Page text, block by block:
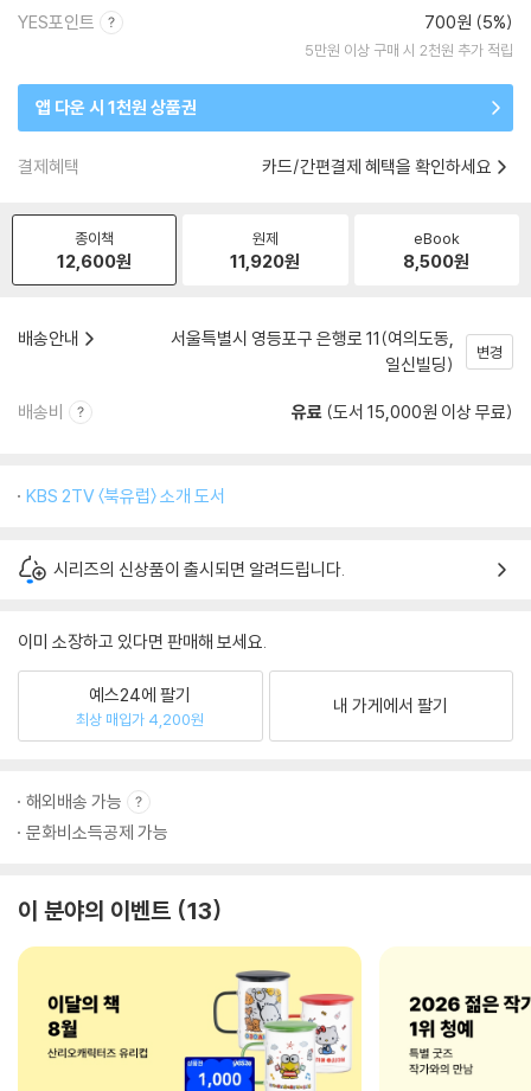
YES포인트 700원 (5%)
5만원 이상 구매 시 2천원 추가 적립
앱 다운 시 1천원 상품권
결제혜택 카드/간편결제 혜택을 확인하세요
종이책
12,600원
원제
11,920원
eBook
8,500원
배송안내
서울특별시 영등포구 은행로 11(여의도동,
일신빌딩)
변경
배송비 유료 (도서 15,000원 이상 무료)
KBS 2TV 〈북유럽〉 소개 도서
시리즈의 신상품이 출시되면 알려드립니다.
이미 소장하고 있다면 판매해 보세요.
예스24에 팔기
최상 매입가 4,200원
내 가게에서 팔기
해외배송 가능
문화비소득공제 가능
이 분야의 이벤트 13